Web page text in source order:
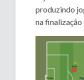
produzindo
na finalização